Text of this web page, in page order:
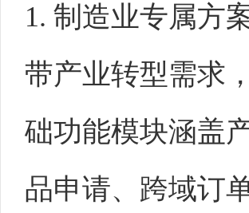
1. 制造业专属方
带产业转型需求
础功能模块涵盖
品申请、跨域订